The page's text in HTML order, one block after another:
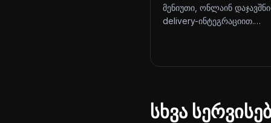
მენიუთი, ონლაინ
delivery-ინტეგრაციით.…
სხვა